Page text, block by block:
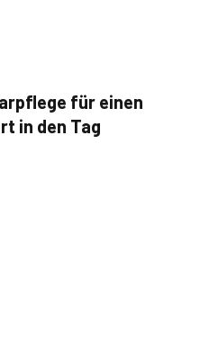
für einen
in den Tag